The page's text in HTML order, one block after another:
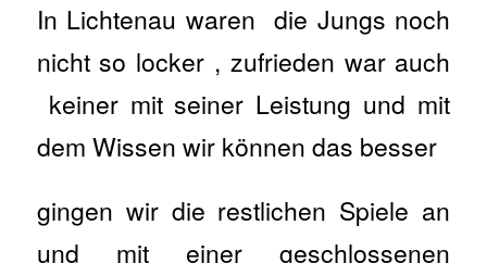
In Lichtenau waren die Jungs noch
nicht so locker , zufrieden war auch
keiner mit seiner Leistung und mit
dem Wissen wir können das besser
gingen wir die restlichen Spiele an
und mit einer geschlossenen